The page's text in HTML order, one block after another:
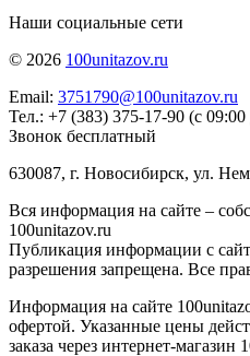
Наши социальные сети
© 2026 100unitazov.ru
Email: 3751790@100unitazov.ru
Тел.: +7 (383) 375-17-90 (с
Звонок бесплатный
630087, г. Новосибирск, ул.
Вся информация на сайте –
100unitazov.ru
Публикация информации с
разрешения запрещена. Все
Информация на сайте
офертой. Указанные цены
заказа через интернет-магазин